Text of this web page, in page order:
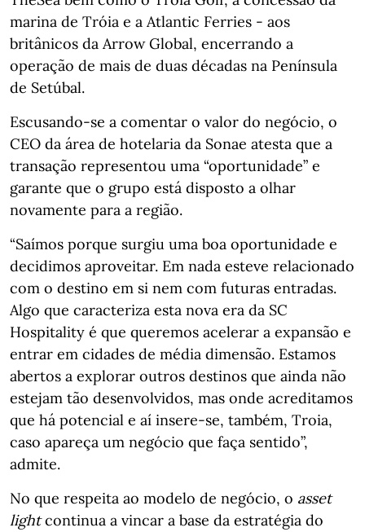
marina de Tróia e a Atlantic Ferries - aos
britânicos da Arrow Global, encerrando a
operação de mais de duas décadas na Península
de Setúbal.
Escusando-se a comentar o valor do negócio, o
CEO da área de hotelaria da Sonae atesta que a
transação representou uma “oportunidade” e
garante que o grupo está disposto a olhar
novamente para a região.
“Saímos porque surgiu uma boa oportunidade e
decidimos aproveitar. Em nada esteve relacionado
com o destino em si nem com futuras entradas.
Algo que caracteriza esta nova era da SC
Hospitality é que queremos acelerar a expansão e
entrar em cidades de média dimensão. Estamos
abertos a explorar outros destinos que ainda não
estejam tão desenvolvidos, mas onde acreditamos
que há potencial e aí insere-se, também, Troia,
caso apareça um negócio que faça sentido”,
admite.
No que respeita ao modelo de negócio, o asset
lightcontinua a vincar a base da estratégia do